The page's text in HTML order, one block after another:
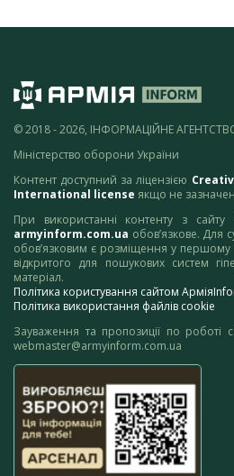
© 2018 - 2026, ІНФОРМАЦІЙНЕ
Міністерство оборони України
Контент доступний за ліцензією
International license якщо не
При використанні контенту з
armyinform.com.ua обов’язкове. Для
обов’язковим є розміщення у першому
відкритого для пошукових систем
матеріал.
Політика користування сайтом
Політика використання файлів cookie
Зауваження та пропозиції по роботі
webmaster@armyinform.com.ua